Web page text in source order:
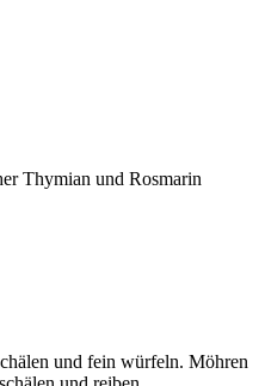
Thymian und Rosmarin
und fein würfeln. Möhren